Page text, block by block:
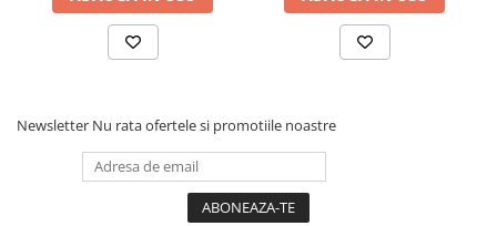
Newsletter Nu rata ofertele si promotiile noastre